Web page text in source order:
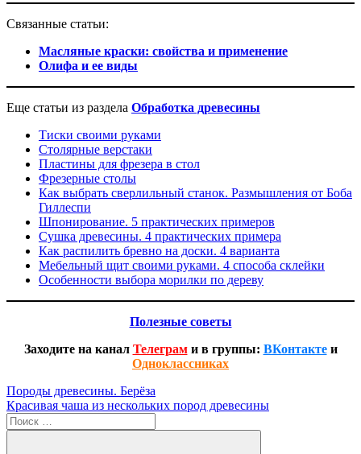
Связанные статьи:
Масляные краски: свойства и применение
Олифа и ее виды
Еще статьи из раздела Обработка древесины
Тиски своими руками
Столярные верстаки
Пластины для фрезера в стол
Фрезерные столы
Как выбрать сверлильный станок. Размышления от Боба
Гиллеспи
Шпонирование. 5 практических примеров
Сушка древесины. 4 практических примера
Как распилить бревно на доски. 4 варианта
Мебельный щит своими руками. 4 способа склейки
Особенности выбора морилки по дереву
Полезные советы
Заходите на канал Телеграми в группы: ВКонтактеи
Одноклассниках
Навигация
по
записям
Предыдущая
запись:
Породы древесины. Берёза
Следующая
запись:
Красивая чаша из нескольких пород древесины
Поиск
для: